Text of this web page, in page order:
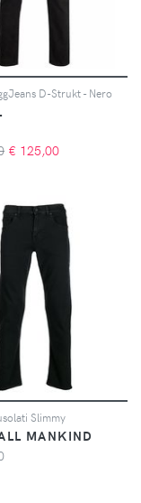
D-Strukt - Nero
€ 125,00
Slimmy
MANKIND